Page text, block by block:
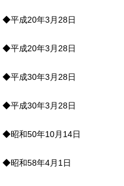
◆平成20年3月28日
◆平成20年3月28日
◆平成30年3月28日
◆平成30年3月28日
◆昭和50年10月14日
◆昭和58年4月1日